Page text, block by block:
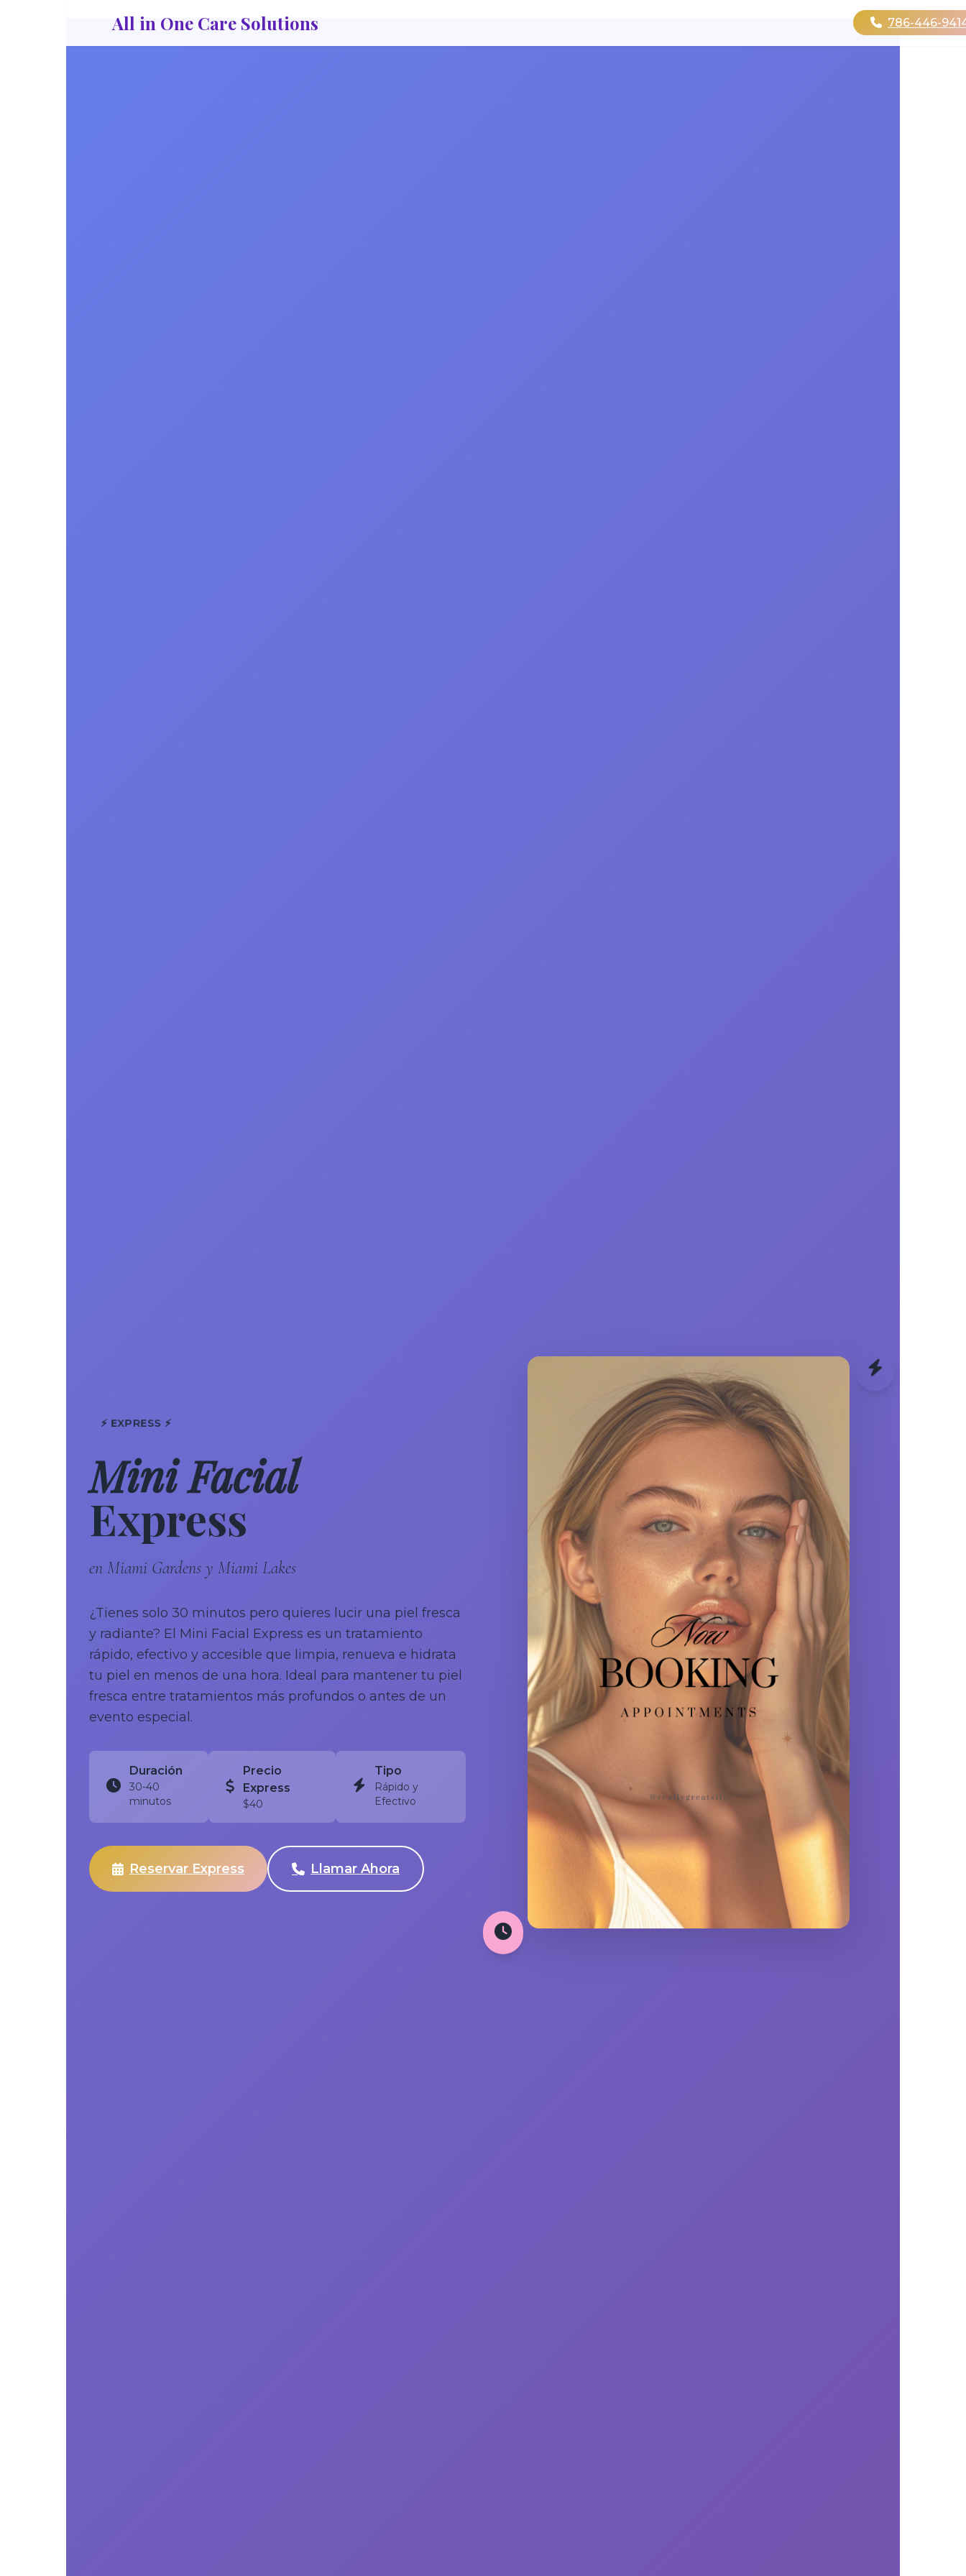
All in One Care Solutions 786-446-
⚡ EXPRESS ⚡
Mini Facial
Express
en Miami Gardens y Miami Lakes
¿Tienes solo 30 minutos pero quieres lucir una piel fresca
y radiante? El Mini Facial Express es un tratamiento
rápido, efectivo y accesible que limpia, renueva e hidrata
tu piel en menos de una hora. Ideal para mantener tu piel
fresca entre tratamientos más profundos o antes de un
evento especial.
Duración
30-40
minutos
Precio
Express
$40
Tipo
Rápido y
Efectivo
Reservar Express Llamar Ahora